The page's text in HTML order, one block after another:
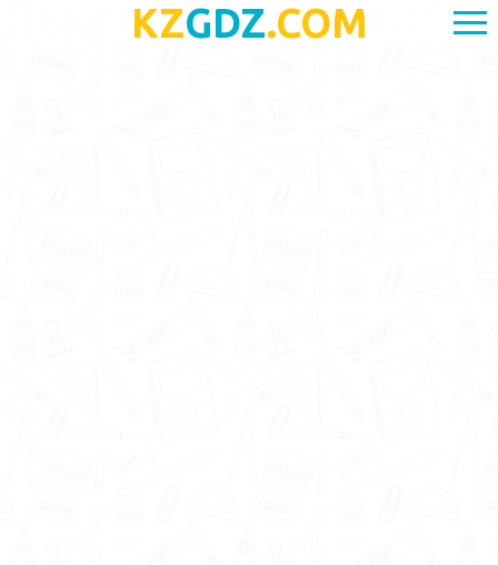
KZGDZ.COM